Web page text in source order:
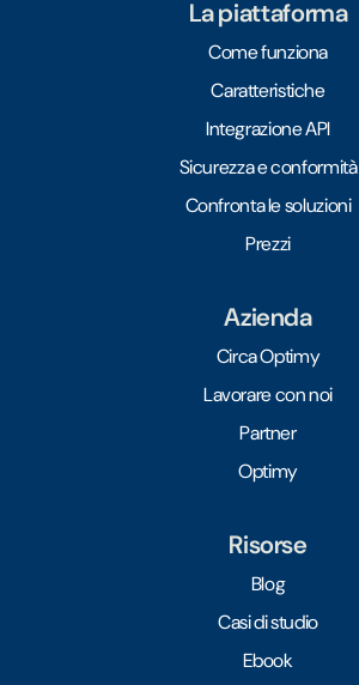
La piattaforma
Come funziona
Caratteristiche
Integrazione API
Sicurezza e conformità
Confronta le soluzioni
Prezzi
Azienda
Circa Optimy
Lavorare con noi
Partner
Optimy
Risorse
Blog
Casi di studio
Ebook